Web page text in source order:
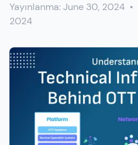
Yayınlanma:June 30, 2024 •
2024